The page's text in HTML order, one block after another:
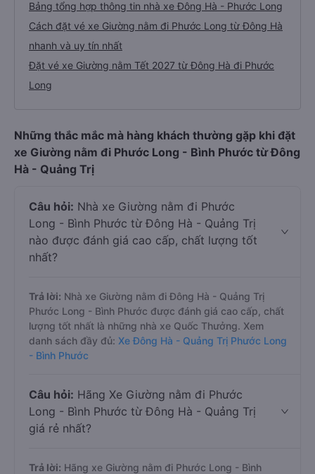
Bảng tổng hợp thông tin nhà xe Đông Hà - Phước Long
Cách đặt vé xe Giường nằm đi Phước Long từ Đông Hà
nhanh và uy tín nhất
Đặt vé xe Giường nằm Tết 2027 từ Đông Hà đi Phước
Long
Những thắc mắc mà hàng khách thường gặp khi đặt
xe Giường nằm đi Phước Long - Bình Phước từ Đông
Hà - Quảng Trị
Câu hỏi: Nhà xe Giường nằm đi Phước
Long - Bình Phước từ Đông Hà - Quảng Trị
nào được đánh giá cao cấp, chất lượng tốt
nhất?
Trả lời: Nhà xe Giường nằm đi Đông Hà - Quảng Trị
Phước Long - Bình Phước được đánh giá cao cấp, chất
lượng tốt nhất là những nhà xe Quốc Thưởng. Xem
danh sách đầy đủ: Xe Đông Hà - Quảng Trị Phước Long
- Bình Phước
Câu hỏi: Hãng Xe Giường nằm đi Phước
Long - Bình Phước từ Đông Hà - Quảng Trị
giá rẻ nhất?
Trả lời: Hãng xe Giường nằm đi Phước Long - Bình